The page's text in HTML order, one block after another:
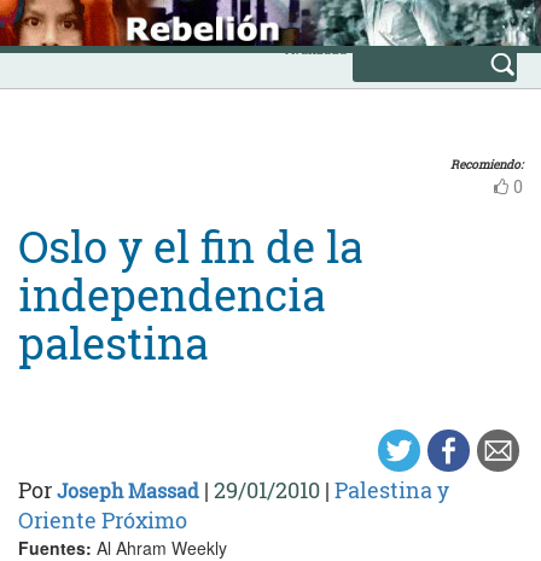
Skip
to
content
INICIO
Avanzada
Recomiendo:
0
Oslo y el fin de la
independencia
palestina
PorJoseph Massad | 29/01/2010 | Palestina y
Oriente Próximo
Fuentes: Al Ahram Weekly